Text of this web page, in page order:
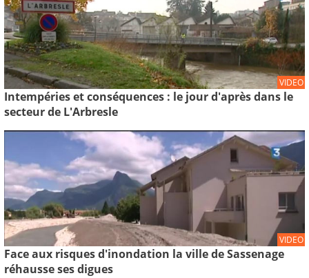
VIDEO
Intempéries et conséquences : le jour d'après dans le
secteur de L'Arbresle
VIDEO
Face aux risques d'inondation la ville de Sassenage
réhausse ses digues